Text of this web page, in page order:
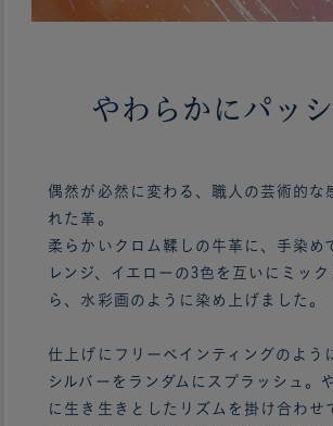
やわらかにパッ
偶然が必然に変わる、職人の芸術的な
れた革。
柔らかいクロム鞣しの牛革に、手染め
レンジ、イエローの3色を互いにミッ
ら、水彩画のように染め上げました。
仕上げにフリーペインティングのよう
シルバーをランダムにスプラッシュ。
に生き生きとしたリズムを掛け合わせ